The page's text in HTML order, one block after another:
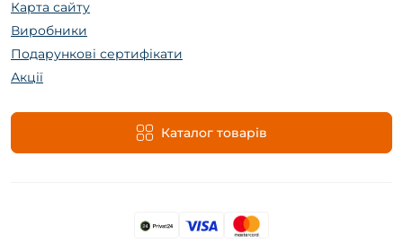
Карта сайту
Виробники
Подарункові сертифікати
Акції
Каталог товарів